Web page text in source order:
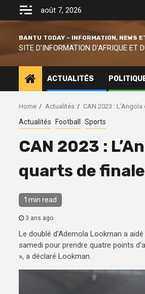
août 7, 2026
BANTU TODAY – INFORMATION, NEWS
SITE D’INFORMATION D’AFRIQUE ET
ACTUALITÉS
Home Actualités CAN 2023 :
Actualités Football Sports
CAN 2023 :
quarts de finale
1 min read
3 ans ago
Le doublé d'Ademola Lookman a
samedi pour prendre quatre points
», a déclaré Lookman.